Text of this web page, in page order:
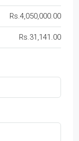
Rs.4,050,000.00
Rs.31,141.00